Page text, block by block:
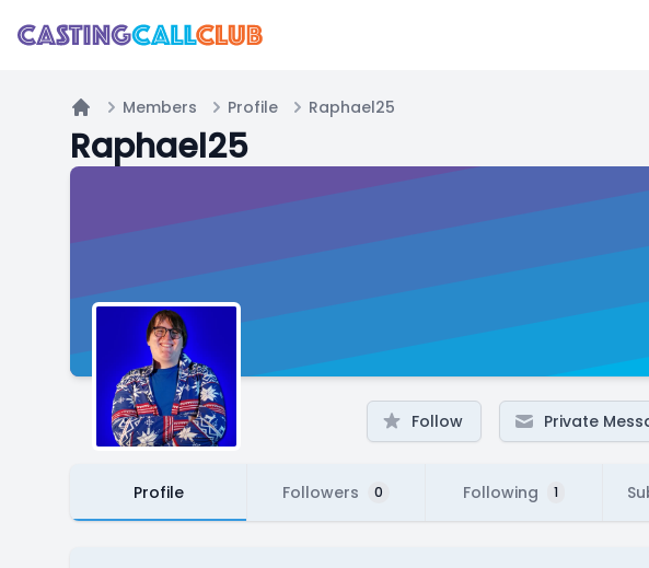
Home
Members Profile Raphael25
Raphael25
Follow Private
Profile Followers 0 Following 1